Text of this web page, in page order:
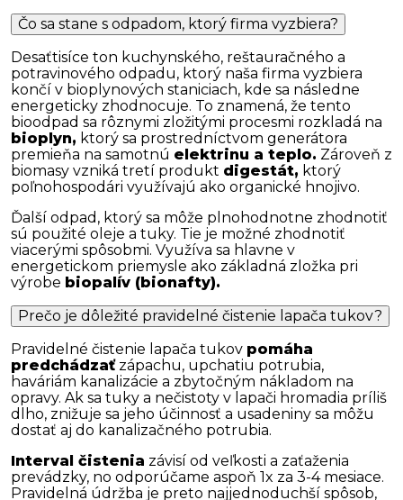
Čo sa stane s odpadom, ktorý firma vyzbiera?
Desaťtisíce ton kuchynského, reštauračného a
potravinového odpadu, ktorý naša firma vyzbiera
končí v bioplynových staniciach, kde sa následne
energeticky zhodnocuje. To znamená, že tento
bioodpad sa rôznymi zložitými procesmi rozkladá na
bioplyn, ktorý sa prostredníctvom generátora
premieňa na samotnú elektrinu a teplo. Zároveň z
biomasy vzniká tretí produkt digestát, ktorý
poľnohospodári využívajú ako organické hnojivo.
Ďalší odpad, ktorý sa môže plnohodnotne zhodnotiť
sú použité oleje a tuky. Tie je možné zhodnotiť
viacerými spôsobmi. Využíva sa hlavne v
energetickom priemysle ako základná zložka pri
výrobe biopalív (bionafty).
Prečo je dôležité pravidelné čistenie lapača tukov?
Pravidelné čistenie lapača tukov pomáha
predchádzaťzápachu, upchatiu potrubia,
haváriám kanalizácie a zbytočným nákladom na
opravy. Ak sa tuky a nečistoty v lapači hromadia príliš
dlho, znižuje sa jeho účinnosť a usadeniny sa môžu
dostať aj do kanalizačného potrubia.
Interval čistenia závisí od veľkosti a zaťaženia
prevádzky, no odporúčame aspoň 1x za 3-4 mesiace.
Pravidelná údržba je preto najjednoduchší spôsob,